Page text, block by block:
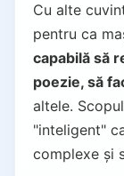
6.1.
6.2. Viteză
6.3.
6.4.
6.5.
6.6.
Provocări
Cu alte
pentru ca
capabilă să
poezie, să
altele.
"inteligent"
complexe și